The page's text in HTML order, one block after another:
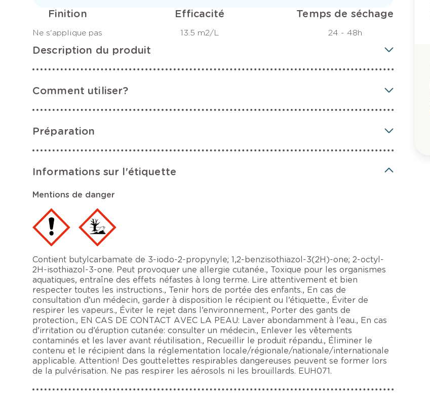
Finition
Ne s'applique pas
Efficacité
13.5 m2/L
Temps de séchage
24 - 48h
Description du produit
Comment utiliser?
Préparation
Informations sur l'étiquette
Mentions de danger
Contient butylcarbamate de 3-iodo-2-propynyle; 1,2-benzisothiazol-3(2H)-one; 2-octyl-
2H-isothiazol-3-one. Peut provoquer une allergie cutanée., Toxique pour les organismes
aquatiques, entraîne des effets néfastes à long terme. Lire attentivement et bien
respecter toutes les instructions., Tenir hors de portée des enfants., En cas de
consultation d’un médecin, garder à disposition le récipient ou l’étiquette., Éviter de
respirer les vapeurs., Éviter le rejet dans l’environnement., Porter des gants de
protection., EN CAS DE CONTACT AVEC LA PEAU: Laver abondamment à l’eau., En cas
d’irritation ou d’éruption cutanée: consulter un médecin., Enlever les vêtements
contaminés et les laver avant réutilisation., Recueillir le produit répandu., Éliminer le
contenu et le récipient dans la réglementation locale/régionale/nationale/internationale
applicable. Attention! Des gouttelettes respirables dangereuses peuvent se former lors
de la pulvérisation. Ne pas respirer les aérosols ni les brouillards. EUH071.